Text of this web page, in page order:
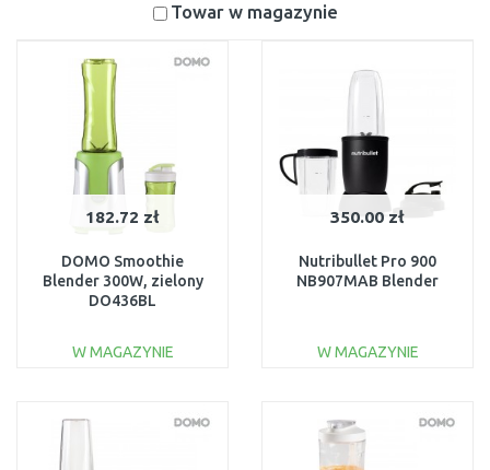
Towar w magazynie
182.72 zł
DOMO Smoothie
Blender 300W, zielony
DO436BL
W MAGAZYNIE
Do porównania
350.00 zł
Nutribullet Pro 900
NB907MAB Blender
W MAGAZYNIE
Do porównania